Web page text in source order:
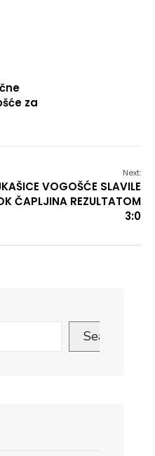
za
Next:
VOGOŠĆE SLAVILE
ČAPLJINA REZULTATOM
3:0
Search